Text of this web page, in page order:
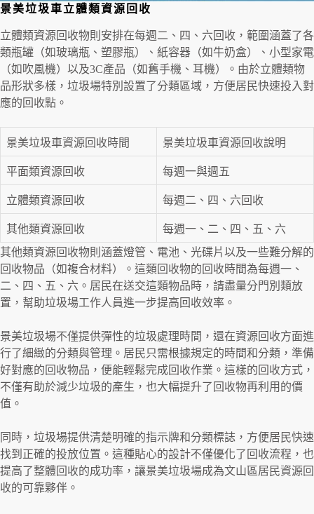
景美垃圾車立體類資源回收
立體類資源回收物則安排在每週二、四、六回收，範圍涵蓋了各
類瓶罐（如玻璃瓶、塑膠瓶）、紙容器（如牛奶盒）、小型家電
（如吹風機）以及3C產品（如舊手機、耳機）。由於立體類物
品形狀多樣，垃圾場特別設置了分類區域，方便居民快速投入對
應的回收點。
景美垃圾車資源回收時間 景美垃圾車資源回收說明
平面類資源回收 每週一與週五
立體類資源回收 每週二、四、六回收
其他類資源回收
每週一、二、四、五、六
其他類資源回收物則涵蓋燈管、電池、光碟片以及一些難分解的
回收物品（如複合材料）。這類回收物的回收時間為每週一、
二、四、五、六。居民在送交這類物品時，請盡量分門別類放
置，幫助垃圾場工作人員進一步提高回收效率。
景美垃圾場不僅提供彈性的垃圾處理時間，還在資源回收方面進
行了細緻的分類與管理。居民只需根據規定的時間和分類，準備
好對應的回收物品，便能輕鬆完成回收作業。這樣的回收方式，
不僅有助於減少垃圾的產生，也大幅提升了回收物再利用的價
值。
同時，垃圾場提供清楚明確的指示牌和分類標誌，方便居民快速
找到正確的投放位置。這種貼心的設計不僅優化了回收流程，也
提高了整體回收的成功率，讓景美垃圾場成為文山區居民資源回
收的可靠夥伴。